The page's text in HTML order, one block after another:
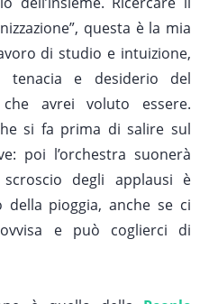
, questa è la mia
di studio e intuizione,
tenacia e desiderio del
avrei voluto essere.
si fa prima di salire sul
poi l’orchestra suonerà
degli applausi è
pioggia, anche se ci
e può coglierci di